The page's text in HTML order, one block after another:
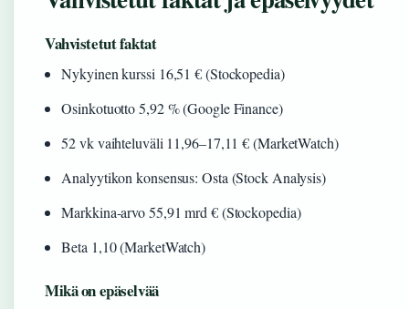
Vahvistetut faktat
Nykyinen kurssi 16,51 € (Stockopedia)
Osinkotuotto 5,92 % (Google Finance)
52 vk vaihteluväli 11,96–17,11 € (MarketWatch)
Analyytikon konsensus: Osta (Stock Analysis)
Markkina-arvo 55,91 mrd € (Stockopedia)
Beta 1,10 (MarketWatch)
Mikä on epäselvää